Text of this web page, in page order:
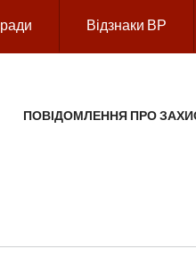
Відзнаки ВР
ПОВІДОМЛЕННЯ ПРО